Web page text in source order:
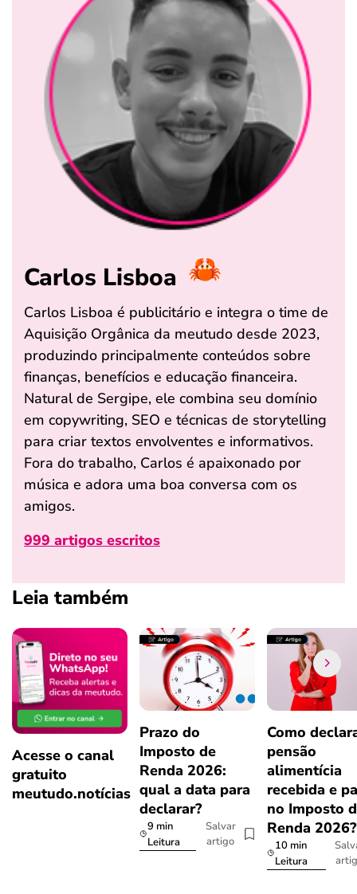
Carlos Lisboa
Carlos Lisboa é publicitário e integra o time de
Aquisição Orgânica da meutudo desde 2023,
produzindo principalmente conteúdos sobre
finanças, benefícios e educação financeira.
Natural de Sergipe, ele combina seu domínio
em copywriting, SEO e técnicas de storytelling
para criar textos envolventes e informativos.
Fora do trabalho, Carlos é apaixonado por
música e adora uma boa conversa com os
amigos.
999 artigos escritos
Leia também
Acesse o canal
gratuito
meutudo.notícias
Prazo do
Imposto de
Renda 2026:
qual a data para
declarar?
9 min
Leitura
Salvar
artigo
Como
pensão
alimentícia
recebida e
no Imposto
Renda
10 min
Leitura